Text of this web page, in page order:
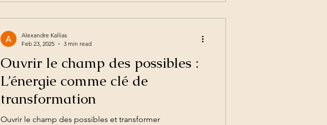
Ouvrir le champ des possibles :
L’énergie comme clé de
transformation
Ouvrir le champ des possibles et transformer
Alexandre Kallias
Feb 23, 2025
3 min read